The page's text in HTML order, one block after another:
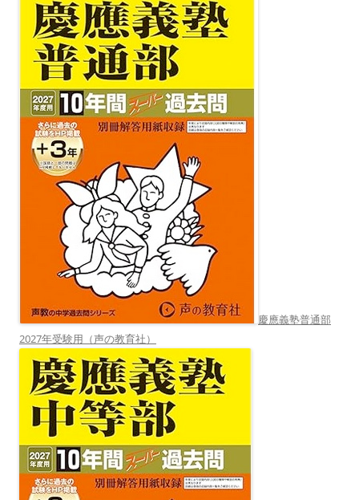
慶應義塾普通部
2027年受験用（声の教育社）